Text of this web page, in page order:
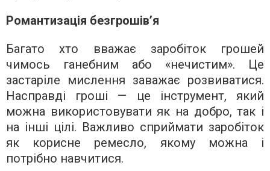
Романтизація безгрошів’я
Багато хто вважає заробіток грошей
чимось ганебним або «нечистим». Це
застаріле мислення заважає розвиватися.
Насправді гроші — це інструмент, який
можна використовувати як на добро, так і
на інші цілі. Важливо сприймати заробіток
як корисне ремесло, якому можна і
потрібно навчитися.